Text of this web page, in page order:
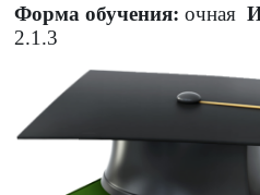
Форма обучения: очная
2.1.3